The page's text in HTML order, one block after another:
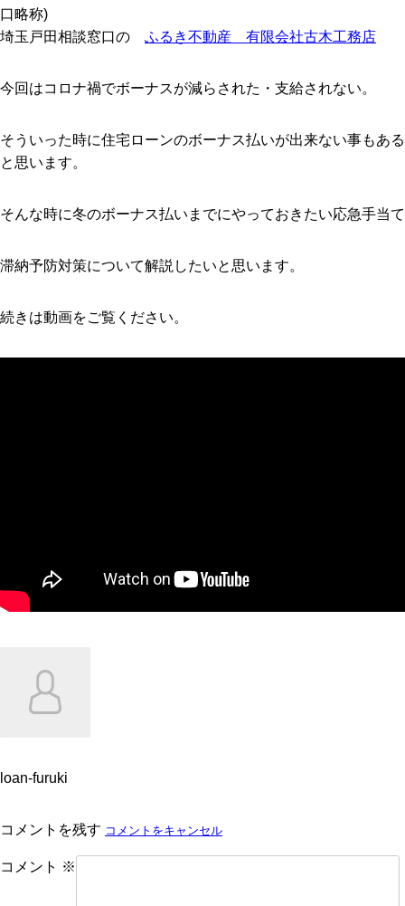
口略称)
埼玉戸田相談窓口の ふるき不動産 有限会社古木工務店
今回はコロナ禍でボーナスが減らされた・支給されない。
そういった時に住宅ローンのボーナス払いが出来ない事もある
と思います。
そんな時に冬のボーナス払いまでにやっておきたい応急手当て
滞納予防対策について解説したいと思います。
続きは動画をご覧ください。
loan-furuki
コメントを残す コメントをキャンセル
コメント ※